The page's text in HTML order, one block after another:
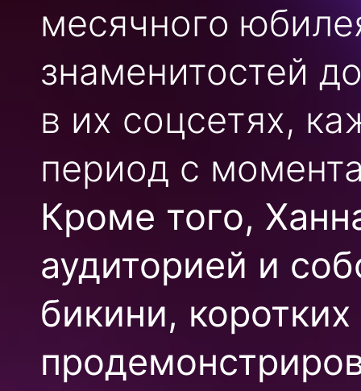
месячного
знаменитостей
в их соцсетях,
период с
Кроме того,
аудиторией и
бикини,